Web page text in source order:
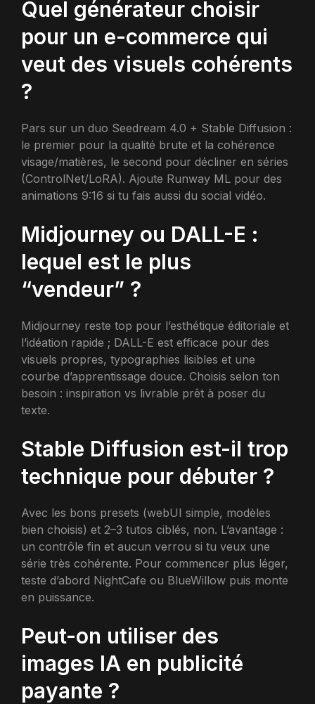
Quel générateur choisir
pour un e-commerce qui
veut des visuels cohérents
?
Pars sur un duo Seedream 4.0 + Stable Diffusion :
le premier pour la qualité brute et la cohérence
visage/matières, le second pour décliner en séries
(ControlNet/LoRA). Ajoute Runway ML pour des
animations 9:16 si tu fais aussi du social vidéo.
Midjourney ou DALL-E :
lequel est le plus
“vendeur” ?
Midjourney reste top pour l’esthétique éditoriale et
l’idéation rapide ; DALL-E est efficace pour des
visuels propres, typographies lisibles et une
courbe d’apprentissage douce. Choisis selon ton
besoin : inspiration vs livrable prêt à poser du
texte.
Stable Diffusion est-il trop
technique pour débuter ?
Avec les bons presets (webUI simple, modèles
bien choisis) et 2–3 tutos ciblés, non. L’avantage :
un contrôle fin et aucun verrou si tu veux une
série très cohérente. Pour commencer plus léger,
teste d’abord NightCafe ou BlueWillow puis monte
en puissance.
Peut-on utiliser des
images IA en publicité
payante ?